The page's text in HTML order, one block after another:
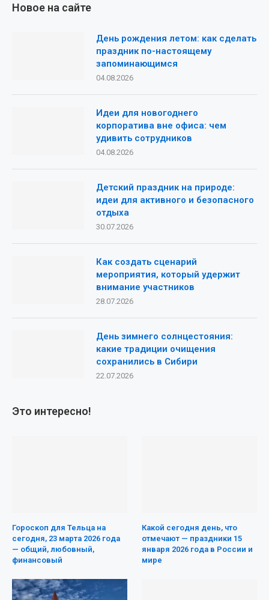
Новое на сайте
День рождения летом: как сделать
праздник по-настоящему
запоминающимся
04.08.2026
Идеи для новогоднего
корпоратива вне офиса: чем
удивить сотрудников
04.08.2026
Детский праздник на природе:
идеи для активного и безопасного
отдыха
30.07.2026
Как создать сценарий
мероприятия, который удержит
внимание участников
28.07.2026
День зимнего солнцестояния:
какие традиции очищения
сохранились в Сибири
22.07.2026
Это интересно!
Гороскоп для Тельца на
сегодня, 23 марта 2026 года
— общий, любовный,
финансовый
Какой сегодня день, что
отмечают — праздники 15
января 2026 года в России и
мире